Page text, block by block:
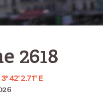
2618
42' 2.71" E